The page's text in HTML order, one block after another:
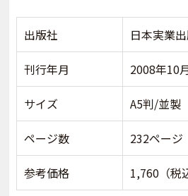
出版社 日本実業
刊行年月 2008年10
サイズ A5判/並製
ページ数 232ページ
参考価格 1,760（税